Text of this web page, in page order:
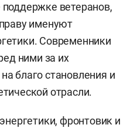
ветеранов,
именуют
Современники
ними за их
благо становления и
отрасли.
фронтовик и